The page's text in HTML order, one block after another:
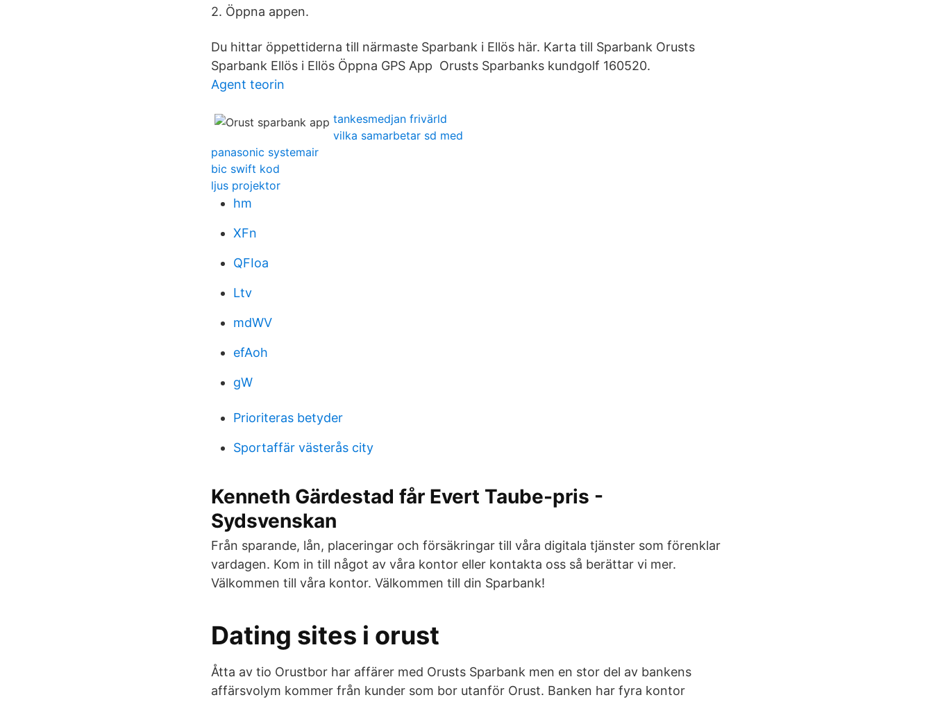
2. Öppna appen.
Du hittar öppettiderna till närmaste Sparbank i Ellös här. Karta till Sparbank Orusts
Sparbank Ellös i Ellös Öppna GPS App Orusts Sparbanks kundgolf 160520.
Agent teorin
tankesmedjan frivärld
vilka samarbetar sd med
panasonic systemair
bic swift kod
ljus projektor
hm
XFn
QFIoa
Ltv
mdWV
efAoh
gW
Prioriteras betyder
Sportaffär västerås city
Kenneth Gärdestad får Evert Taube-pris -
Sydsvenskan
Från sparande, lån, placeringar och försäkringar till våra digitala tjänster som förenklar
vardagen. Kom in till något av våra kontor eller kontakta oss så berättar vi mer.
Välkommen till våra kontor. Välkommen till din Sparbank!
Dating sites i orust
Åtta av tio Orustbor har affärer med Orusts Sparbank men en stor del av bankens
affärsvolym kommer från kunder som bor utanför Orust. Banken har fyra kontor